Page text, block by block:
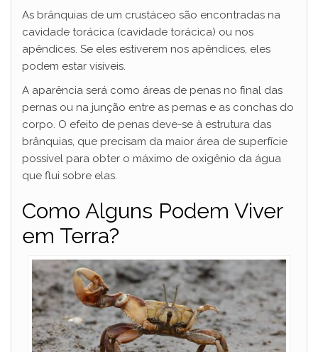
As brânquias de um crustáceo são encontradas na
cavidade torácica (cavidade torácica) ou nos
apêndices. Se eles estiverem nos apêndices, eles
podem estar visíveis.
A aparência será como áreas de penas no final das
pernas ou na junção entre as pernas e as conchas do
corpo. O efeito de penas deve-se à estrutura das
brânquias, que precisam da maior área de superfície
possível para obter o máximo de oxigênio da água
que flui sobre elas.
Como Alguns Podem Viver
em Terra?